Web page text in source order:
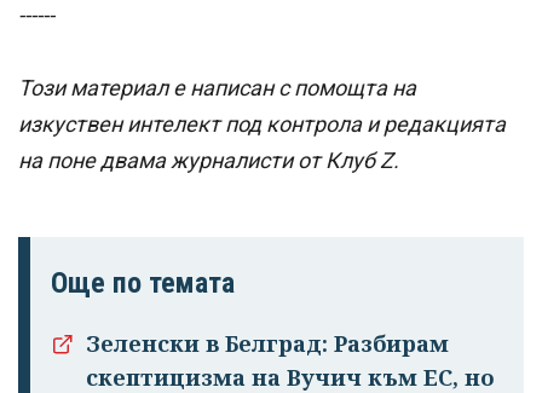
------
Този материал е написан с помощта на
изкуствен интелект под контрола и редакцията
на поне двама журналисти от Клуб Z.
Още по темата
Зеленски в Белград: Разбирам
скептицизма на Вучич към ЕС, но